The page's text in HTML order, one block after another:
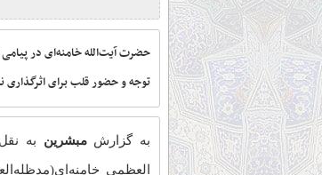
حضرت آیت‌الله خامنه‌ای در پیامی
توجه و حضور قلب برای
به گزارشمبشرین به
العظمی